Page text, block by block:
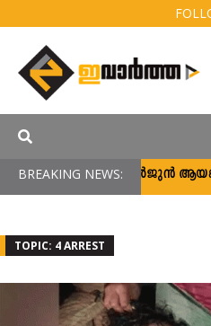
BREAKING NEWS:അര്‍ജുന്‍ ആയങ്കി
TOPIC: 4 ARREST